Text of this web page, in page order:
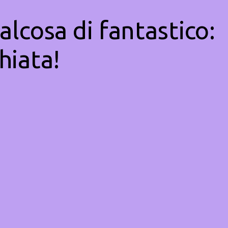
di fantastico: